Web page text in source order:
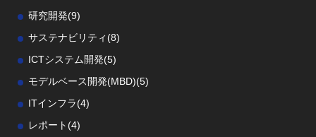
研究開発(9)
サステナビリティ (8)
ICTシステム開発(5)
モデルベース開発(MBD)(5)
ITインフラ(4)
レポート (4)